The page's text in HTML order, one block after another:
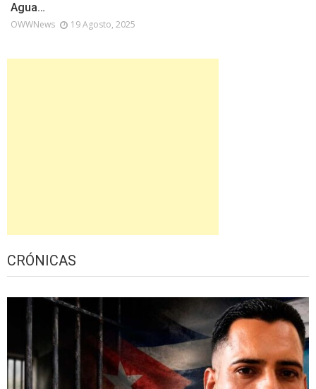
Agua…
OWWNews 19 Agosto, 2025
CRÓNICAS